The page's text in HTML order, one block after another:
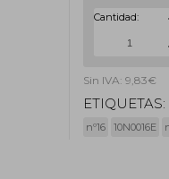
Cantidad:
Sin IVA: 9,83€
ETIQUETAS:
nº16 10N0016E